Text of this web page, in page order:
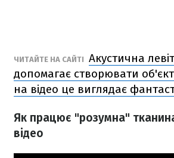
ЧИТАЙТЕ НА САЙТІ Акустична
допомагає створювати
на відео це виглядає
Як працює "розумна"
відео